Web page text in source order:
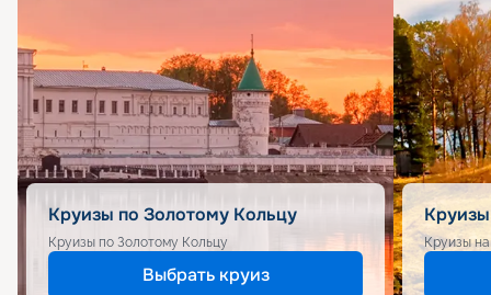
Круизы по Золотому Кольцу
Круизы по Золотому Кольцу
Выбрать круиз
Круизы